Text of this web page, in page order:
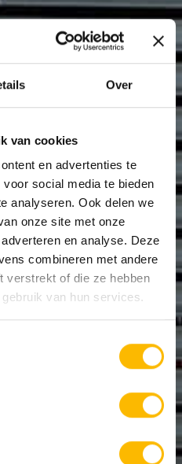
Over
van cookies
en advertenties te
social media te bieden
analyseren. Ook delen we
onze site met onze
en analyse. Deze
combineren met andere
verstrekt of die ze hebben
van hun services.